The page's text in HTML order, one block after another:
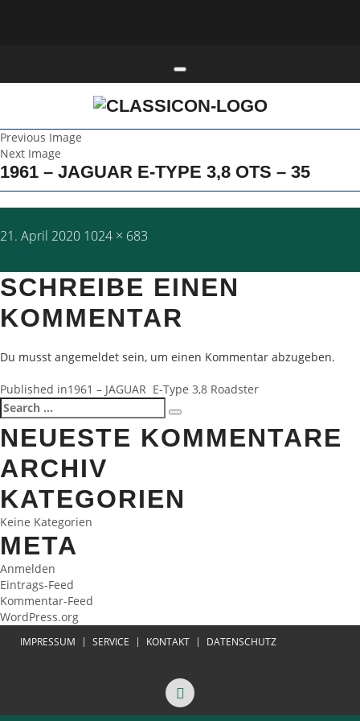
Toggle navigation
Previous Image
Next Image
1961 – JAGUAR E-TYPE 3,8 OTS – 35
Posted
21. April 2020 Full
1024 × 683
SCHREIBE EINEN
KOMMENTAR
Du musst angemeldet sein, um einen Kommentar abzugeben.
BEITRAGSNAVIGATION
Published in1961 – JAGUAR E-Type 3,8 Roadster
Search
for:
Search
NEUESTE KOMMENTARE
ARCHIV
KATEGORIEN
Keine Kategorien
META
Anmelden
Eintrags-Feed
Kommentar-Feed
WordPress.org
IMPRESSUM SERVICE KONTAKT DATENSCHUTZ